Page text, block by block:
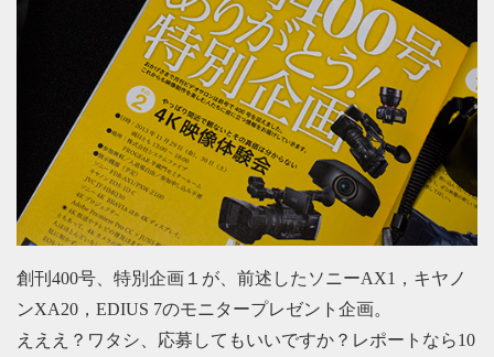
創刊400号、特別企画１が、前述したソニーAX1，キヤノ
ンXA20，EDIUS 7のモニタープレゼント企画。
えええ？ワタシ、応募してもいいですか？レポートなら10